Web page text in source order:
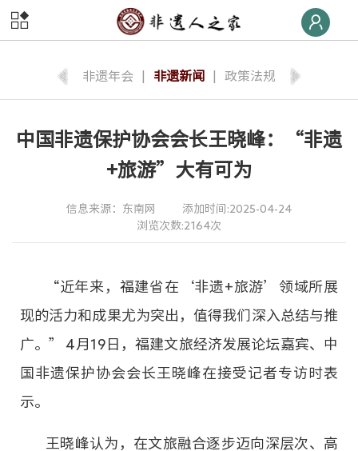
首页
快线
非遗大学堂
非遗大集
非遗 后援团
非遗
非遗年会 非遗新闻 政策法规
中国非遗保护协会会长王晓峰：“非遗
+旅游”大有可为
信息来源：东南网
添加时间:2025-04-24
浏览次数:2164次
“近年来，福建省在‘非遗+旅游’领域所展
现的活力和成果尤为突出，值得我们深入总结与推
广。” 4月19日，福建文旅经济发展论坛嘉宾、中
国非遗保护协会会长王晓峰在接受记者专访时表
示。
王晓峰认为，在文旅融合逐步迈向深层次、高